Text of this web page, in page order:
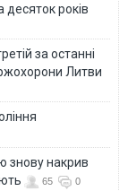
років
за останні
Литви
знову накрив
65 0